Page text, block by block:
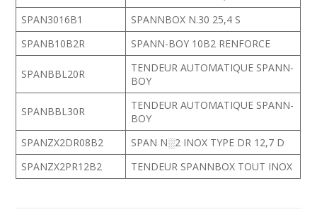
SPAN3016B1
SPANNBOX N.30 25,4 S
SPANB10B2R
SPANN-BOY 10B2 RENFORCE
SPANBBL20R
TENDEUR AUTOMATIQUE SPANN-
BOY
SPANBBL30R
TENDEUR AUTOMATIQUE SPANN-
BOY
SPANZX2DR08B2
SPAN N░2 INOX TYPE DR 12,7 D
SPANZX2PR12B2
TENDEUR SPANNBOX TOUT INOX